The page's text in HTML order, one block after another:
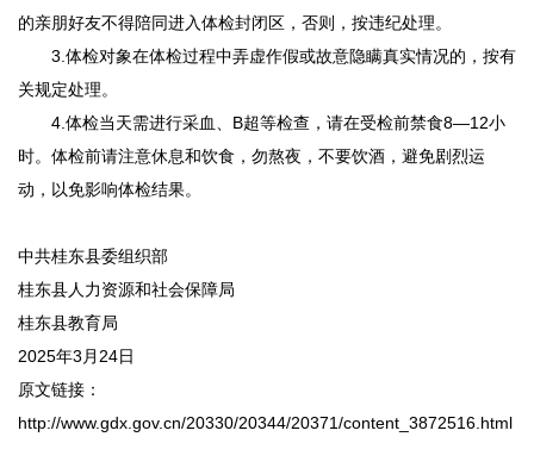
的亲朋好友不得陪同进入体检封闭区，否则，按违纪处理。
3.体检对象在体检过程中弄虚作假或故意隐瞒真实情况的，按有
关规定处理。
4.体检当天需进行采血、B超等检查，请在受检前禁食8—12小
时。体检前请注意休息和饮食，勿熬夜，不要饮酒，避免剧烈运
动，以免影响体检结果。
中共桂东县委组织部
桂东县人力资源和社会保障局
桂东县教育局
2025年3月24日
原文链接：
http://www.gdx.gov.cn/20330/20344/20371/content_3872516.html